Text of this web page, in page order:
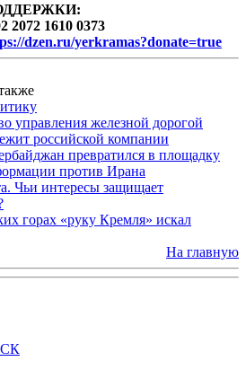
2072 1610 0373
dzen.ru/yerkramas?donate=true
управления железной дорогой
российской компании
превратился в площадку
против Ирана
Чьи интересы защищает
горах «руку Кремля» искал
На главную